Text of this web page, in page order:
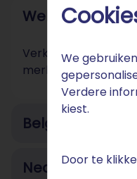
We
Verdere
kiest.
Door te
Webshops en
Verkoop je aan
merk. Het straalt
Belgische
Nederlandse